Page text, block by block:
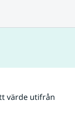
värde utifrån